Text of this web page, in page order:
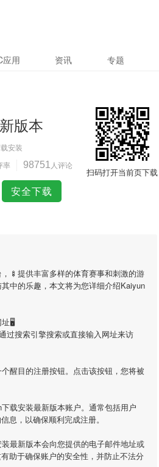
应用 资讯 专题
版本
安装
率 98751 人评论
安全下载
扫码打开当前页下载
🍢提供丰富多样的体育赛事和刺激的游
中的乐趣，本文将为您详细介绍Kaiyun
址🖥
过搜索引擎搜索或直接输入网址来访
醒目的注册按钮。点击该按钮，您将被
载安装最新版本账户。通常包括用户
息，以确保顺利完成注册。
最新版本会向您提供的电子邮件地址或
助于确保账户的安全性，并防止不法分